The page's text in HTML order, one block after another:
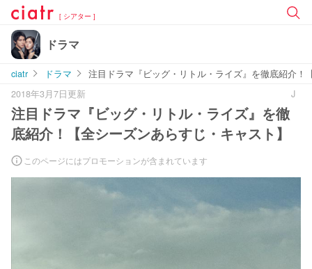
[ シアター ]
ドラマ
ciatr ドラマ
注目ドラマ『ビッグ・リトル・ライズ』を徹底紹介！
2018年3月7日更新
J
注目ドラマ『ビッグ・リトル・ライズ』を徹
底紹介！【全シーズンあらすじ・キャスト】
このページにはプロモーションが含まれています